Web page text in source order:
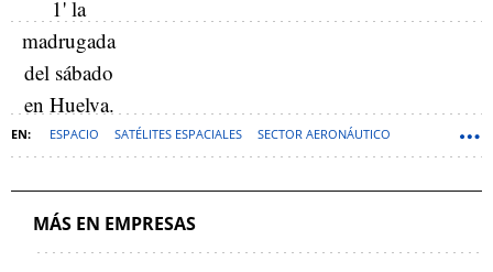
ESPACIO SATÉLITES ESPACIALES SECTOR AERONÁUTICO
PLD SPACE
MÁS EN EMPRESAS